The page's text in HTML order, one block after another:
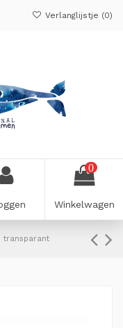
Verlanglijstje (0)
0
Winkelwagen
transparant